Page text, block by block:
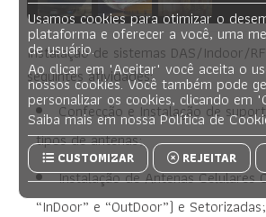
Instalação de sistemas DAS/Indoor/
seguintes atividades:
Confecção e Instalação de
tipos de antenas;
Instalação de Antenas Celulares
“InDoor” e “OutDoor”) e Setorizadas;
Usamoscookiespara otimizar o
plataforma e oferecer a você, uma
de usuário.
Ao clicar em"Aceitar" você aceita o
nossos cookies. Você também pode
personalizar os cookies, clicando em
Saiba mais em nossaPolítica de
CUSTOMIZAR REJEITAR